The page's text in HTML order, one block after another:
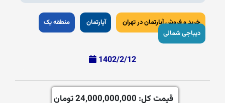
خرید و فروش آپارتمان در تهران آپارتمان
منطقه یک
دیباجی شمالی
1402/2/12
قیمت کل: 24,000,000,000 تومان